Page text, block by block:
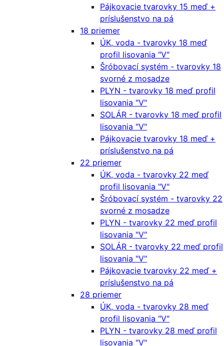
Pájkovacie tvarovky 15 meď +
príslušenstvo na pá
18 priemer
ÚK, voda - tvarovky 18 meď
profil lisovania "V"
Šróbovací systém - tvarovky 18
svorné z mosadze
PLYN - tvarovky 18 meď profil
lisovania "V"
SOLÁR - tvarovky 18 meď profil
lisovania "V"
Pájkovacie tvarovky 18 meď +
príslušenstvo na pá
22 priemer
ÚK, voda - tvarovky 22 meď
profil lisovania "V"
Šróbovací systém - tvarovky 22
svorné z mosadze
PLYN - tvarovky 22 meď profil
lisovania "V"
SOLÁR - tvarovky 22 meď profil
lisovania "V"
Pájkovacie tvarovky 22 meď +
príslušenstvo na pá
28 priemer
ÚK, voda - tvarovky 28 meď
profil lisovania "V"
PLYN - tvarovky 28 meď profil
lisovania "V"